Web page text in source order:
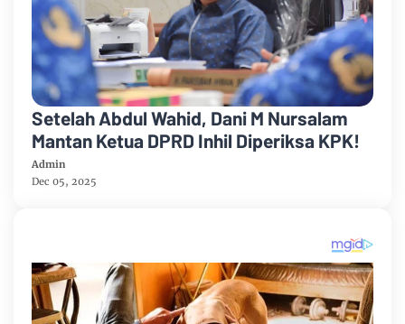
Setelah Abdul Wahid, Dani M Nursalam
Mantan Ketua DPRD Inhil Diperiksa KPK!
Admin
Dec 05, 2025